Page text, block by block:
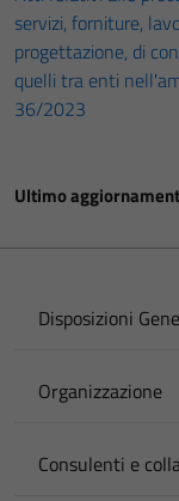
servizi, forniture,
progettazione, di
quelli tra enti
36/2023
Ultimo
Disposizioni
Organizzazione
Consulenti e